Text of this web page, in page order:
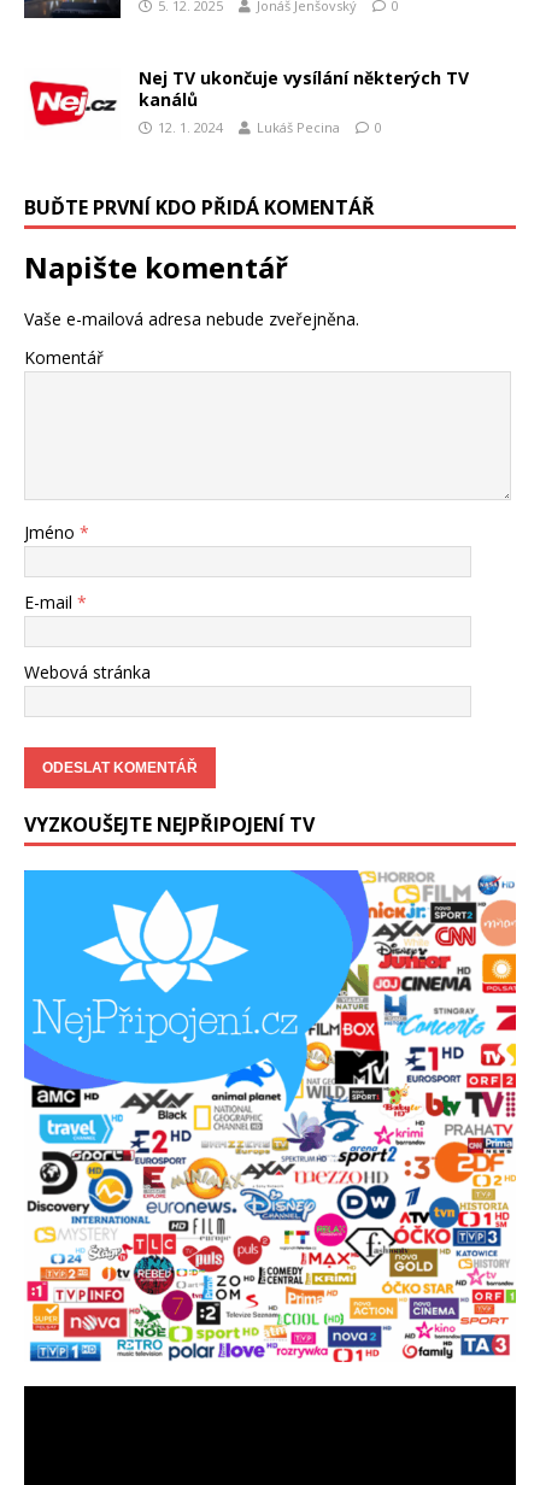
5. 12. 2025 Jonáš Jenšovský 0
Nej TV ukončuje vysílání některých TV
kanálů
12. 1. 2024 Lukáš Pecina 0
BUĎTE PRVNÍ KDO PŘIDÁ KOMENTÁŘ
Napište komentář
Vaše e-mailová adresa nebude zveřejněna.
Komentář
Jméno *
E-mail *
Webová stránka
VYZKOUŠEJTE NEJPŘIPOJENÍ TV